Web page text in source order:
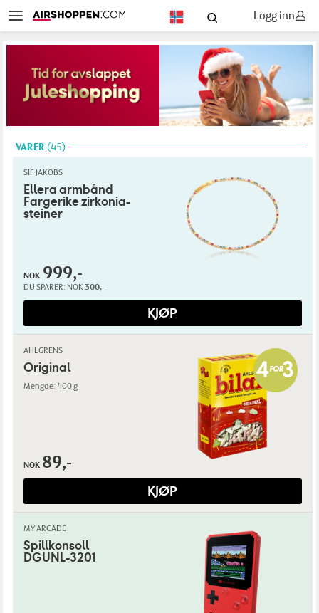
Logg inn
45
VARER
SIF JAKOBS
Ellera armbånd
Fargerike zirkonia-
steiner
NOK 999,-
DU SPARER: NOK 300,-
KJØP
AHLGRENS
Original
Mengde: 400 g
NOK 89,-
KJØP
MY ARCADE
Spillkonsoll
DGUNL-3201